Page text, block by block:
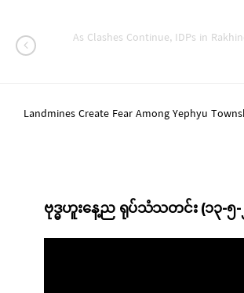
As Clashes Continue, IDPs in
Landmines Create Fear Among Yephyu
ဗုဒ္ဓဟူးနေ့ည ရုပ်သံသတင်း (၁၃-၅-